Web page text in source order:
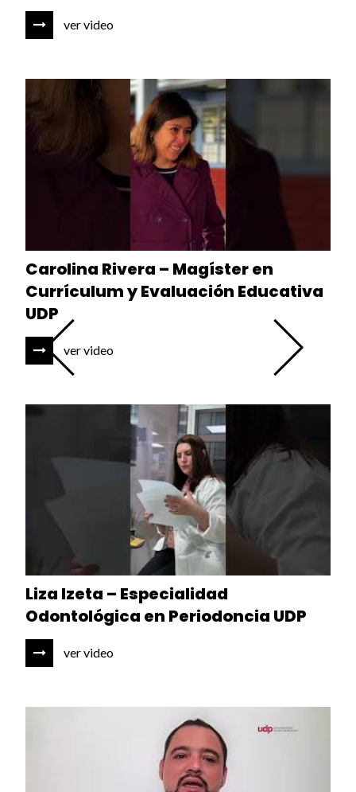
ver video
Carolina Rivera – Magíster en
Currículum y Evaluación Educativa
UDP
ver video
Liza Izeta – Especialidad
Odontológica en Periodoncia UDP
ver video